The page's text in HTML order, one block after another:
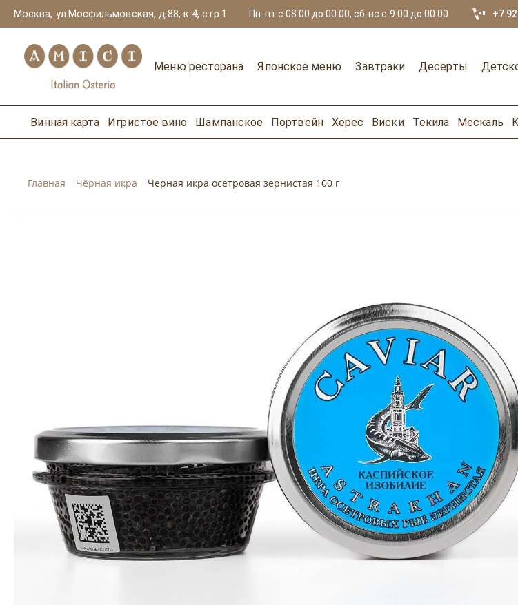
Москва, ул.Мосфильмовская, д.88, к.4, стр.1 Пн-пт с 08:00 до 00:00, сб-вс с 9:00 до 00:00 +7
Меню ресторана Японское меню Завтраки Десерты
Винная карта Игристое вино Шампанское Портвейн Херес Виски Текила Мескаль
Главная Чёрная икра Черная икра осетровая зернистая 100 г